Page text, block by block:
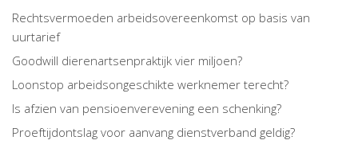
Rechtsvermoeden arbeidsovereenkomst op basis van
uurtarief
Goodwill dierenartsenpraktijk vier miljoen?
Loonstop arbeidsongeschikte werknemer terecht?
Is afzien van pensioenverevening een schenking?
Proeftijdontslag voor aanvang dienstverband geldig?